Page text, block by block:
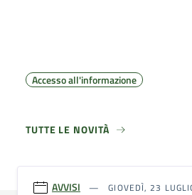
Accesso all'informazione
TUTTE LE NOVITÀ
AVVISI
GIOVEDÌ, 23